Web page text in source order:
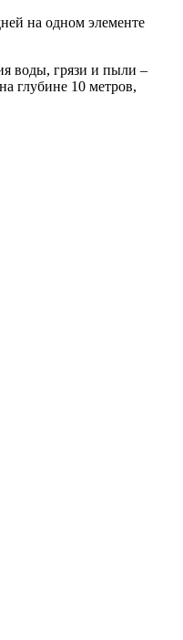
на одном элементе
воды, грязи и пыли –
глубине 10 метров,